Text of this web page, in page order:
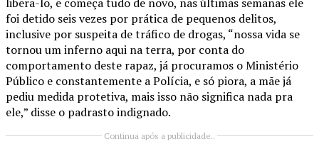
foi detido seis vezes por prática de pequenos delitos,
inclusive por suspeita de tráfico de drogas, “nossa vida se
tornou um inferno aqui na terra, por conta do
comportamento deste rapaz, já procuramos o Ministério
Público e constantemente a Polícia, e só piora, a mãe já
pediu medida protetiva, mais isso não significa nada pra
ele,” disse o padrasto indignado.
Continua após a publicidade..